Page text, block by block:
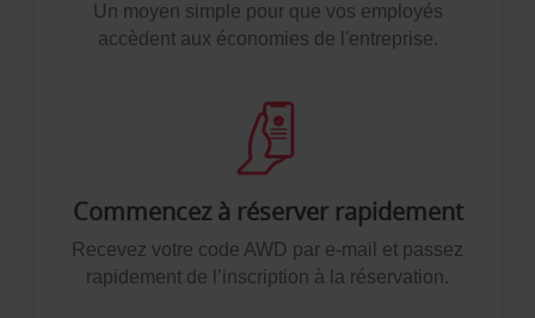
Un moyen simple pour que vos employés
accèdent aux économies de l'entreprise.
Commencez à réserver rapidement
Recevez votre code AWD par e-mail et passez
rapidement de l’inscription à la réservation.